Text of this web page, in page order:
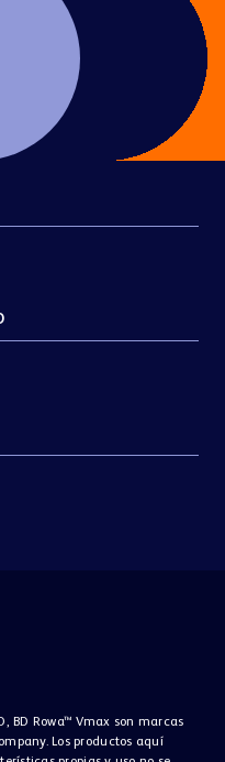
BD Rowa™ Vmax son marcas
Los productos aquí